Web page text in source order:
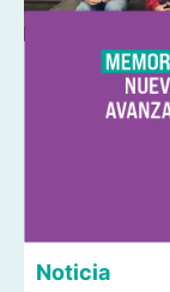
Noticia